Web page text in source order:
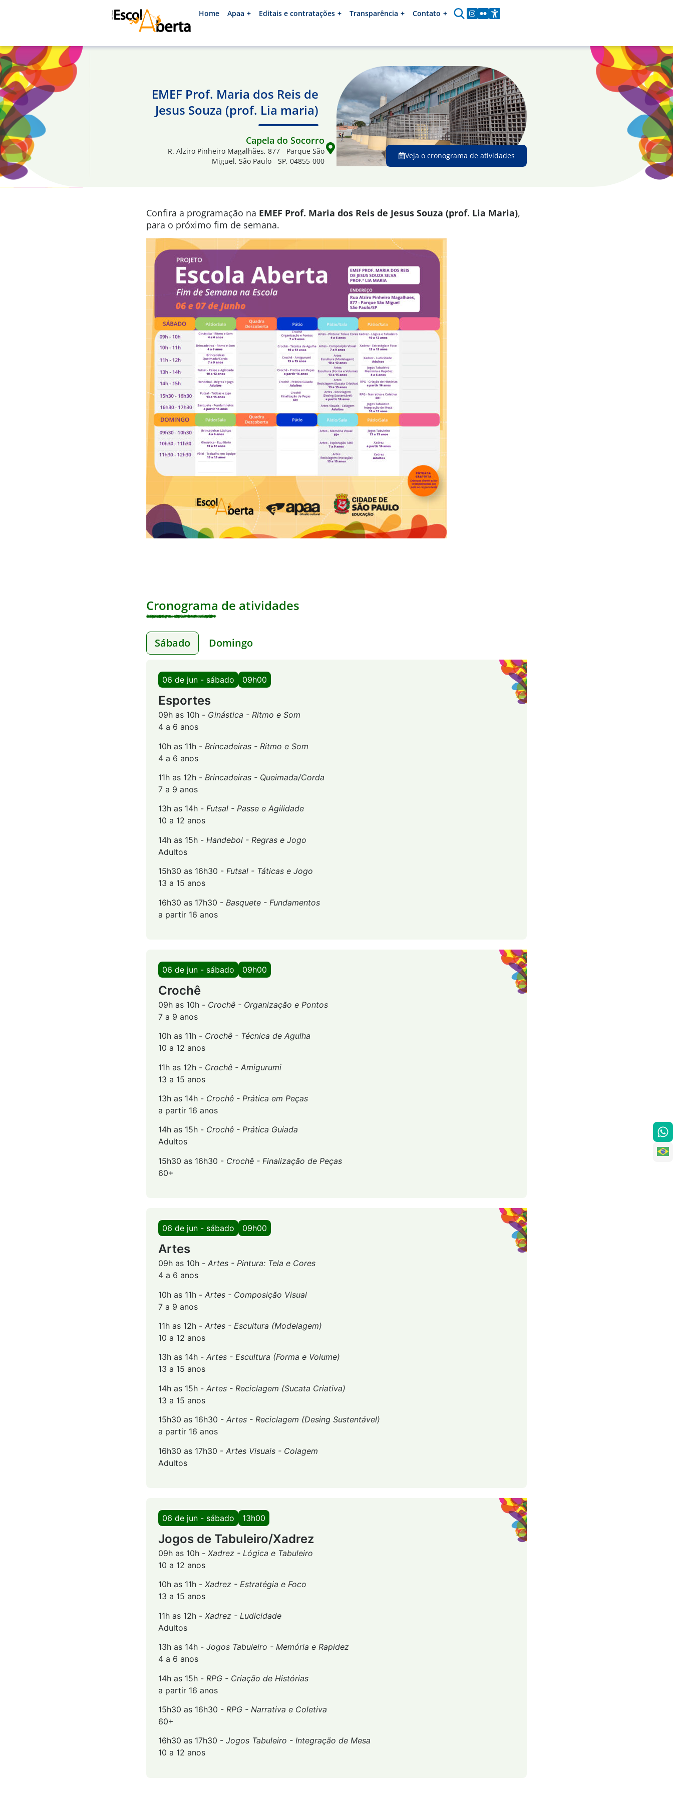
Home Apaa Editais e contratações Transparência Contato
EMEF Prof. Maria dos Reis de
Jesus Souza (prof. Lia maria)
Capela do Socorro
R. Alziro Pinheiro Magalhães, 877 - Parque São
Miguel, São Paulo - SP, 04855-000
Veja o cronograma de atividades
Confira a programação na EMEF Prof. Maria dos Reis de Jesus Souza (prof. Lia Maria),
para o próximo fim de semana.
Cronograma de atividades
Sábado Domingo
06 de jun - sábado 09h00
Esportes
09h as 10h - Ginástica - Ritmo e Som
4 a 6 anos
10h as 11h - Brincadeiras - Ritmo e Som
4 a 6 anos
11h as 12h - Brincadeiras - Queimada/Corda
7 a 9 anos
13h as 14h - Futsal - Passe e Agilidade
10 a 12 anos
14h as 15h - Handebol - Regras e Jogo
Adultos
15h30 as 16h30 - Futsal - Táticas e Jogo
13 a 15 anos
16h30 as 17h30 - Basquete - Fundamentos
a partir 16 anos
06 de jun - sábado 09h00
Crochê
09h as 10h - Crochê - Organização e Pontos
7 a 9 anos
10h as 11h - Crochê - Técnica de Agulha
10 a 12 anos
11h as 12h - Crochê - Amigurumi
13 a 15 anos
13h as 14h - Crochê - Prática em Peças
a partir 16 anos
14h as 15h - Crochê - Prática Guiada
Adultos
15h30 as 16h30 - Crochê - Finalização de Peças
60+
06 de jun - sábado 09h00
Artes
09h as 10h - Artes - Pintura: Tela e Cores
4 a 6 anos
10h as 11h - Artes - Composição Visual
7 a 9 anos
11h as 12h - Artes - Escultura (Modelagem)
10 a 12 anos
13h as 14h - Artes - Escultura (Forma e Volume)
13 a 15 anos
14h as 15h - Artes - Reciclagem (Sucata Criativa)
13 a 15 anos
15h30 as 16h30 - Artes - Reciclagem (Desing Sustentável)
a partir 16 anos
16h30 as 17h30 - Artes Visuais - Colagem
Adultos
06 de jun - sábado 13h00
Jogos de Tabuleiro/Xadrez
09h as 10h - Xadrez - Lógica e Tabuleiro
10 a 12 anos
10h as 11h - Xadrez - Estratégia e Foco
13 a 15 anos
11h as 12h - Xadrez - Ludicidade
Adultos
13h as 14h - Jogos Tabuleiro - Memória e Rapidez
4 a 6 anos
14h as 15h - RPG - Criação de Histórias
a partir 16 anos
15h30 as 16h30 - RPG - Narrativa e Coletiva
60+
16h30 as 17h30 - Jogos Tabuleiro - Integração de Mesa
10 a 12 anos